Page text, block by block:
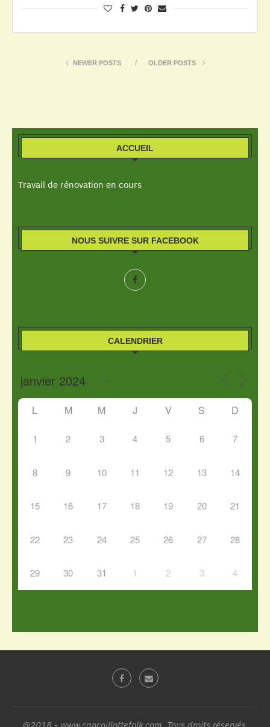
NEWER POSTS OLDER POSTS
ACCUEIL
Travail de rénovation en cours
NOUS SUIVRE SUR FACEBOOK
CALENDRIER
L M M J V S D
1 2 3 4 5 6 7
8 9 10 11 12 13 14
15 16 17 18 19 20 21
22 23 24 25 26 27 28
29 30 31 1 2 3 4
@2018 - www.cancoillottefolk.com. Tous droits réservés.